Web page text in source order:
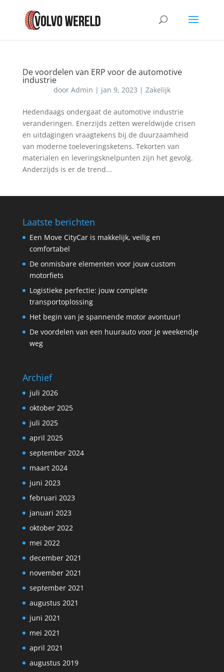
De voordelen van ERP voor de automotive
industrie
door Admin | jan 9, 2023 | Zakelijk
Hedendaags ondergaat de automotive industrie
veranderingen. Enerzijds zetten wereldwijde crisen
en uitdagingen vraagtekens bij de duurzaamheid
van moderne toeleveringsketens. Tekorten van
materialen en leveringsknelpunten zijn het gevolg.
Anderzijds is er de trend...
Laatste berichten
Een Move CityCar is makkelijk, veilig en
comfortabel
De onmisbare elementen voor jouw custom
motorfiets
Logistieke perfectie: jouw complete
transportoplossing
Het begin van je spannende motor avontuur!
De voordelen van een huurauto voor je weekendje
weg
Archief
juli 2026
oktober 2025
juli 2025
april 2025
september 2024
maart 2024
juni 2023
februari 2023
januari 2023
oktober 2022
mei 2022
december 2021
november 2021
september 2021
augustus 2021
juni 2021
mei 2021
april 2021
augustus 2019